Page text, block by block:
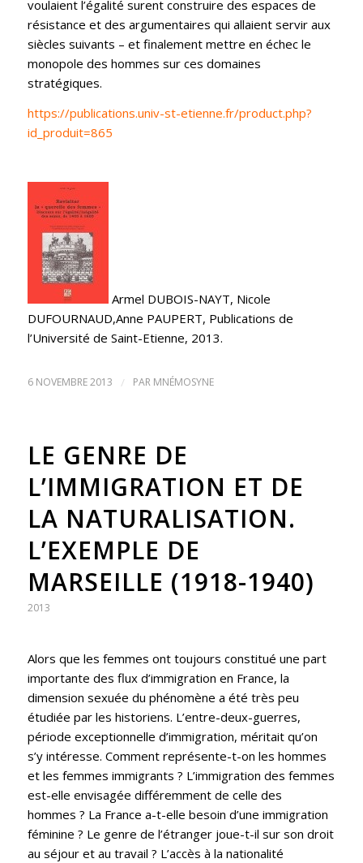
voulaient l’égalité surent construire des espaces de
résistance et des argumentaires qui allaient servir aux
siècles suivants – et finalement mettre en échec le
monopole des hommes sur ces domaines
stratégiques.
https://publications.univ-st-etienne.fr/product.php?
id_produit=865
Armel DUBOIS-NAYT, Nicole
DUFOURNAUD,Anne PAUPERT, Publications de
l’Université de Saint-Etienne, 2013.
6 NOVEMBRE 2013 / PAR MNÉMOSYNE
LE GENRE DE
L’IMMIGRATION ET DE
LA NATURALISATION.
L’EXEMPLE DE
MARSEILLE (1918-1940)
2013
Alors que les femmes ont toujours constitué une part
importante des flux d’immigration en France, la
dimension sexuée du phénomène a été très peu
étudiée par les historiens. L’entre-deux-guerres,
période exceptionnelle d’immigration, méritait qu’on
s’y intéresse. Comment représente-t-on les hommes
et les femmes immigrants ? L’immigration des femmes
est-elle envisagée différemment de celle des
hommes ? La France a-t-elle besoin d’une immigration
féminine ? Le genre de l’étranger joue-t-il sur son droit
au séjour et au travail ? L’accès à la nationalité